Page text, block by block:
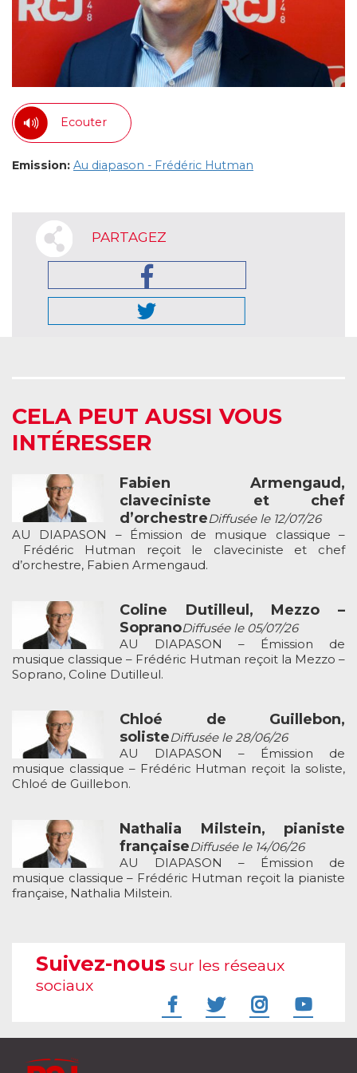
Ecouter
Emission: Au diapason - Frédéric Hutman
PARTAGEZ
CELA PEUT AUSSI VOUS
INTÉRESSER
Fabien Armengaud,
claveciniste et chef
d’orchestreDiffusée le 12/07/26
AU DIAPASON – Émission de musique classique –
Frédéric Hutman reçoit le claveciniste et chef
d’orchestre, Fabien Armengaud.
Coline Dutilleul, Mezzo –
SopranoDiffusée le 05/07/26
AU DIAPASON – Émission de
musique classique – Frédéric Hutman reçoit la Mezzo –
Soprano, Coline Dutilleul.
Chloé de Guillebon,
solisteDiffusée le 28/06/26
AU DIAPASON – Émission de
musique classique – Frédéric Hutman reçoit la soliste,
Chloé de Guillebon.
Nathalia Milstein, pianiste
françaiseDiffusée le 14/06/26
AU DIAPASON – Émission de
musique classique – Frédéric Hutman reçoit la pianiste
française, Nathalia Milstein.
Suivez-nous sur les réseaux
sociaux